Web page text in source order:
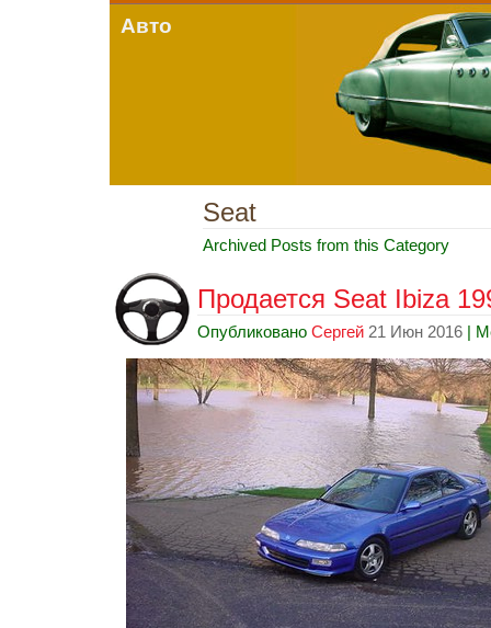
Авто
Seat
Archived Posts from this Category
Продается Seat Ibiza
Опубликовано Сергей 21 Июн 2016 |